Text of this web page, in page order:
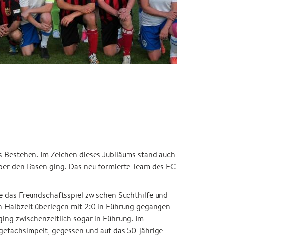
Im Zeichen dieses Jubiläums stand auch
den Rasen ging. Das neu formierte Team des FC
Freundschaftsspiel zwischen Suchthilfe und
überlegen mit 2:0 in Führung gegangen
zwischenzeitlich sogar in Führung. Im
gegessen und auf das 50-jährige